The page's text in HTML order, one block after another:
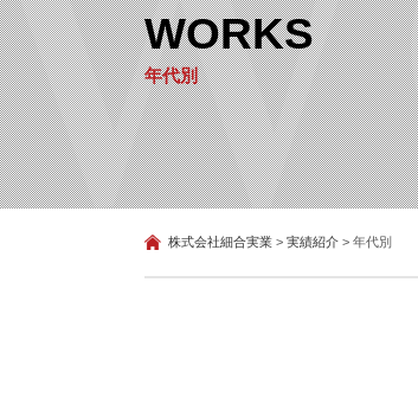
WORKS
年代別
株式会社細合実業 > 実績紹介 > 年代別